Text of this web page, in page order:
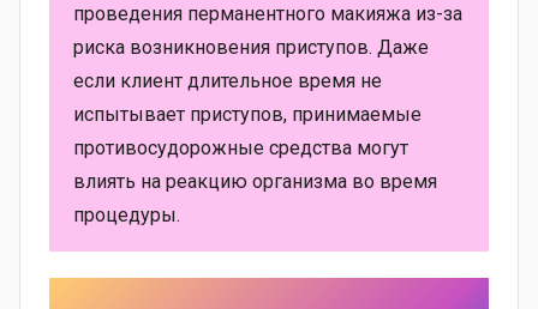
проведения перманентного макияжа из-за
риска возникновения приступов. Даже
если клиент длительное время не
испытывает приступов, принимаемые
противосудорожные средства могут
влиять на реакцию организма во время
процедуры.